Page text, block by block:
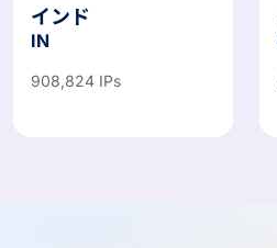
インド
IN
908,824 IPs